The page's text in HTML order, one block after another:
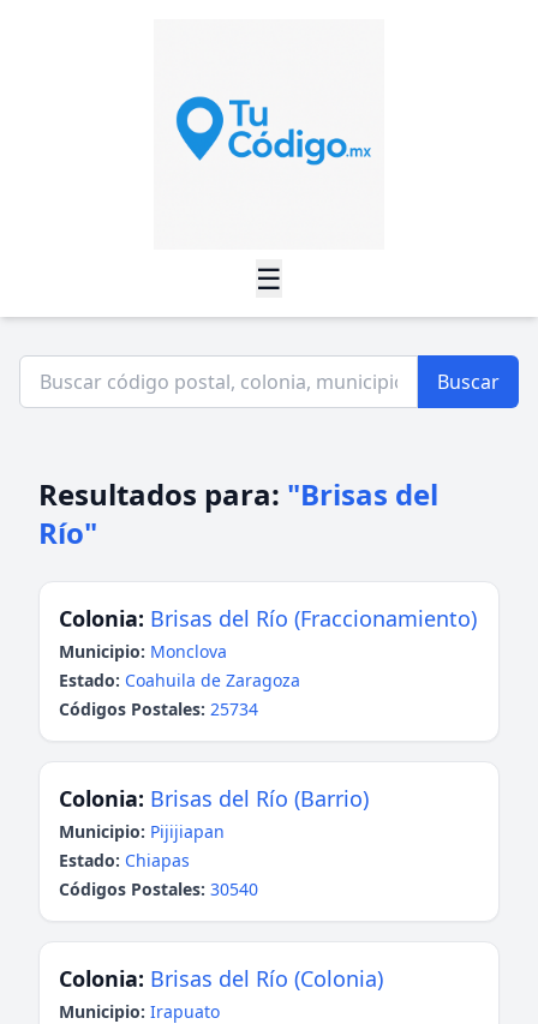
☰
Buscar
Resultados para: "Brisas del
Río"
Colonia: Brisas del Río (Fraccionamiento)
Municipio: Monclova
Estado: Coahuila de Zaragoza
Códigos Postales: 25734
Colonia: Brisas del Río (Barrio)
Municipio: Pijijiapan
Estado: Chiapas
Códigos Postales: 30540
Colonia: Brisas del Río (Colonia)
Municipio: Irapuato